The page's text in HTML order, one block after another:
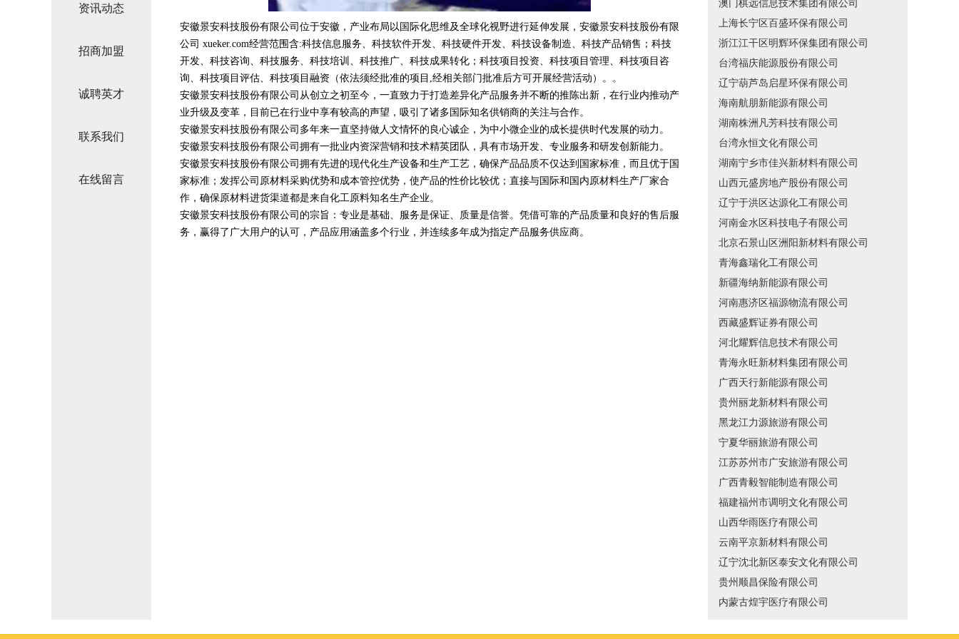
资讯动态
招商加盟
诚聘英才
联系我们
在线留言
安徽景安科技股份有限公司位于安徽，产业布局以国际化思维及全球化视野进行延伸发展，安徽景安科技股份有限
公司 xueker.com经营范围含:科技信息服务、科技软件开发、科技硬件开发、科技设备制造、科技产品销售；科技
开发、科技咨询、科技服务、科技培训、科技推广、科技成果转化；科技项目投资、科技项目管理、科技项目咨
询、科技项目评估、科技项目融资（依法须经批准的项目,经相关部门批准后方可开展经营活动）。。
安徽景安科技股份有限公司从创立之初至今，一直致力于打造差异化产品服务并不断的推陈出新，在行业内推动产
业升级及变革，目前已在行业中享有较高的声望，吸引了诸多国际知名供销商的关注与合作。
安徽景安科技股份有限公司多年来一直坚持做人文情怀的良心诚企，为中小微企业的成长提供时代发展的动力。
安徽景安科技股份有限公司拥有一批业内资深营销和技术精英团队，具有市场开发、专业服务和研发创新能力。
安徽景安科技股份有限公司拥有先进的现代化生产设备和生产工艺，确保产品品质不仅达到国家标准，而且优于国
家标准；发挥公司原材料采购优势和成本管控优势，使产品的性价比较优；直接与国际和国内原材料生产厂家合
作，确保原材料进货渠道都是来自化工原料知名生产企业。
安徽景安科技股份有限公司的宗旨：专业是基础、服务是保证、质量是信誉。凭借可靠的产品质量和良好的售后服
务，赢得了广大用户的认可，产品应用涵盖多个行业，并连续多年成为指定产品服务供应商。
澳门棋远信息技术集团有限公司
上海长宁区百盛环保有限公司
浙江江干区明辉环保集团有限公司
台湾福庆能源股份有限公司
辽宁葫芦岛启星环保有限公司
海南航朋新能源有限公司
湖南株洲凡芳科技有限公司
台湾永恒文化有限公司
湖南宁乡市佳兴新材料有限公司
山西元盛房地产股份有限公司
辽宁于洪区达源化工有限公司
河南金水区科技电子有限公司
北京石景山区洲阳新材料有限公司
青海鑫瑞化工有限公司
新疆海纳新能源有限公司
河南惠济区福源物流有限公司
西藏盛辉证券有限公司
河北耀辉信息技术有限公司
青海永旺新材料集团有限公司
广西天行新能源有限公司
贵州丽龙新材料有限公司
黑龙江力源旅游有限公司
宁夏华丽旅游有限公司
江苏苏州市广安旅游有限公司
广西青毅智能制造有限公司
福建福州市调明文化有限公司
山西华雨医疗有限公司
云南平京新材料有限公司
辽宁沈北新区泰安文化有限公司
贵州顺昌保险有限公司
内蒙古煌宇医疗有限公司